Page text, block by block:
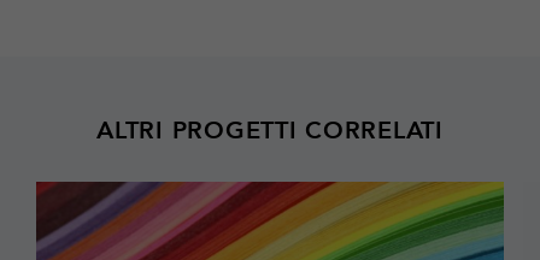
ALTRI PROGETTI CORRELATI
Maggiori
informazioni